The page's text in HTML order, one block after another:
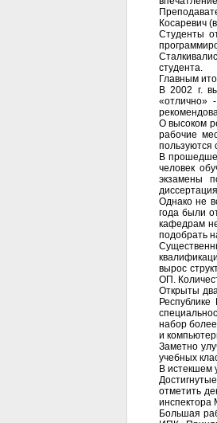
Косаревич
Студенты
студента.
Главным
В 2002 г.
«отлично»
О высоком
рабочие
пользуются
В
человек
экзамены
Однако не
года были
кафедрам
подобрать
вырос
ОП.
Открыты
набор
и
Заметно
учебных
В истекшем
отметить
инспектора
Большая